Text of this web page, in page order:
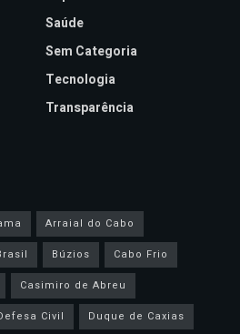
Saúde
Sem Categoria
Tecnologia
Transparência
Arraial do Cabo
Búzios
Cabo Frio
Casimiro de Abreu
Civil
Duque de Caxias